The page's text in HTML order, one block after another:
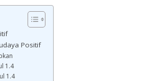
Positif
1.4
1.4